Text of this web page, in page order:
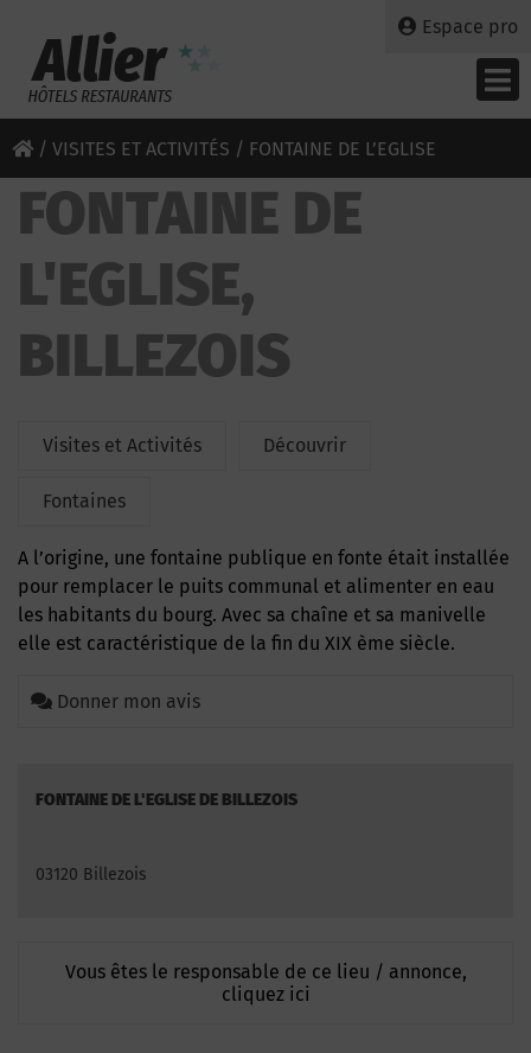
Espace pro
/ VISITES ET ACTIVITÉS / FONTAINE DE L’EGLISE
FONTAINE DE
L'EGLISE,
BILLEZOIS
Visites et Activités Découvrir
Fontaines
A l’origine, une fontaine publique en fonte était installée
pour remplacer le puits communal et alimenter en eau
les habitants du bourg. Avec sa chaîne et sa manivelle
elle est caractéristique de la fin du XIX ème siècle.
Donner mon avis
FONTAINE DE L'EGLISE DE BILLEZOIS
03120 Billezois
Vous êtes le responsable de ce lieu / annonce,
cliquez ici